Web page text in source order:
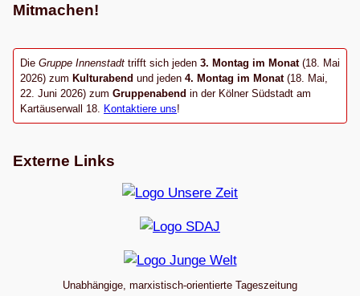
Mitmachen!
Die Gruppe Innenstadt trifft sich jeden 3. Montag im Monat (18. Mai
2026) zum Kulturabend und jeden 4. Montag im Monat(18. Mai,
22. Juni 2026) zum Gruppenabend in der Kölner Südstadt am
Kartäuserwall 18.
Kontaktiere uns!
Externe Links
Unabhängige, marxistisch-orientierte Tageszeitung